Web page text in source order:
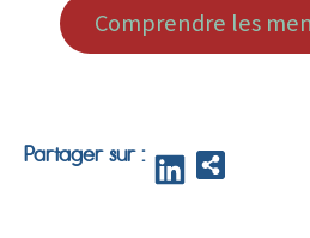
Comprendre les
Partager sur :